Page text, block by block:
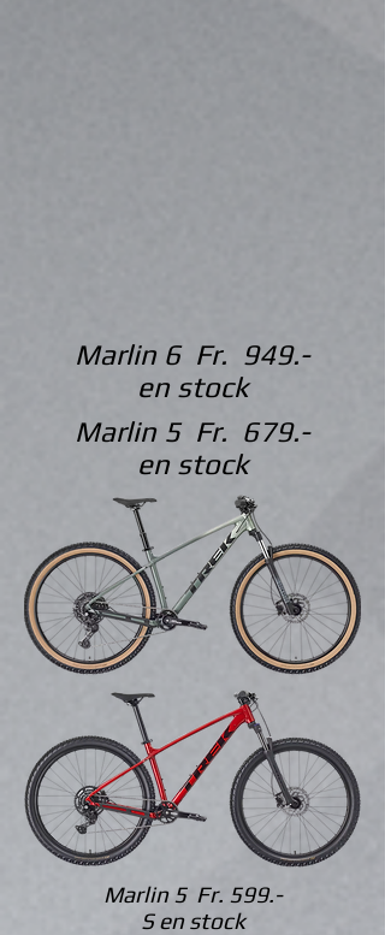
Marlin 6 Fr. 949.-
en stock
Marlin 5 Fr. 679.-
en stock
Marlin 5 Fr. 599.-
S en stock